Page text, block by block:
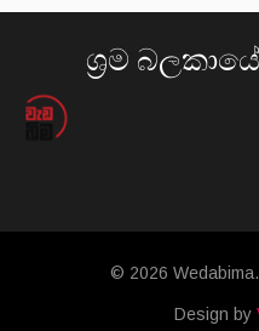
ශ්‍රම
© 2026
Design by